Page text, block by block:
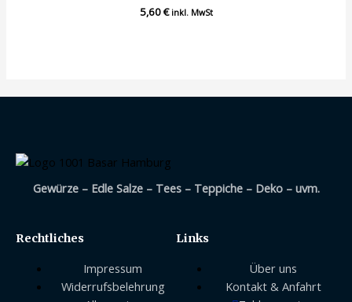
Bewertet
5,60€ inkl. MwSt
Gewürze – Edle Salze – Tees – Teppiche – Deko – uvm.
Rechtliches
Impressum
Widerrufsbelehrung
Links
Über uns
Kontakt & Anfahrt